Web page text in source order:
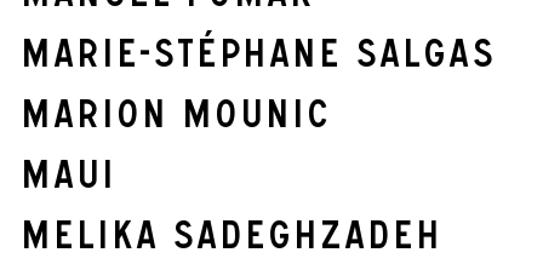
Marie-Stéphane Salgas
Marion Mounic
Maui
Melika Sadeghzadeh